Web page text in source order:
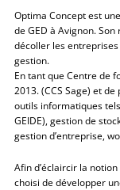
Optima Concept est
de GED à Avignon.
décoller les
gestion.
En tant que Centre de
2013. (CCS Sage) et
outils informatiques
GEIDE), gestion de
gestion d’entreprise,
Afin d’éclaircir la
choisi de développer